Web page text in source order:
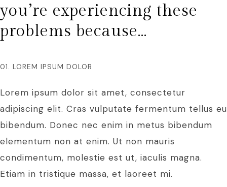
you’re experiencing these
problems because…
01. LOREM IPSUM DOLOR
Lorem ipsum dolor sit amet, consectetur
adipiscing elit. Cras vulputate fermentum tellus eu
bibendum. Donec nec enim in metus bibendum
elementum non at enim. Ut non mauris
condimentum, molestie est ut, iaculis magna.
Etiam in tristique massa, et laoreet mi.